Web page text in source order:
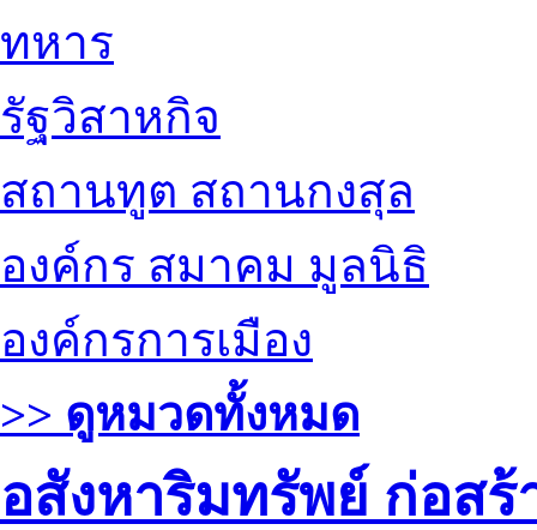
ทหาร
รัฐวิสาหกิจ
สถานทูต สถานกงสุล
องค์กร สมาคม มูลนิธิ
องค์กรการเมือง
>> ดูหมวดทั้งหมด
อสังหาริมทรัพย์ ก่อส